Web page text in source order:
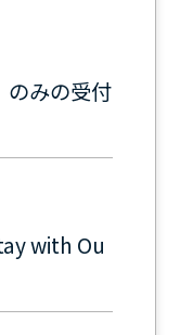
のみの受付
with Ou